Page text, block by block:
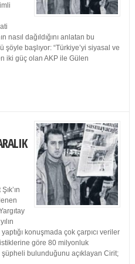
nasıl dağıldığını anlatan bu
şöyle başlıyor: “Türkiye’yi siyasal ve
iki güç olan AKP ile Gülen
konuşmada çok çarpıcı veriler
göre 80 milyonluk
bulunduğunu açıklayan Cirit;